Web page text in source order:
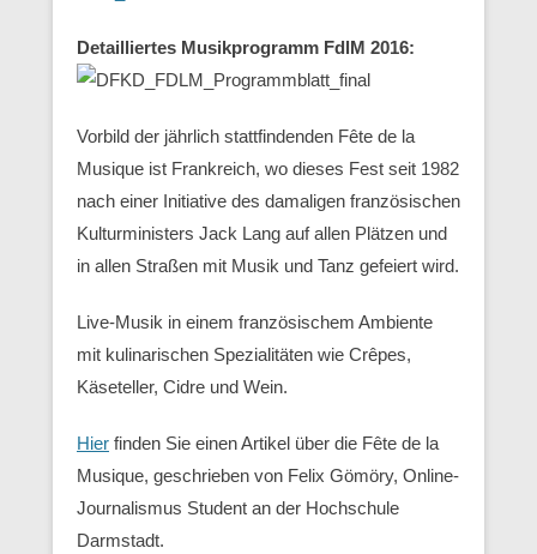
Detailliertes Musikprogramm FdlM 2016:
Vorbild der jährlich stattfindenden Fête de la
Musique ist Frankreich, wo dieses Fest seit 1982
nach einer Initiative des damaligen französischen
Kulturministers Jack Lang auf allen Plätzen und
in allen Straßen mit Musik und Tanz gefeiert wird.
Live-Musik in einem französischem Ambiente
mit kulinarischen Spezialitäten wie Crêpes,
Käseteller, Cidre und Wein.
Hier finden Sie einen Artikel über die Fête de la
Musique, geschrieben von Felix Gömöry, Online-
Journalismus Student an der Hochschule
Darmstadt.